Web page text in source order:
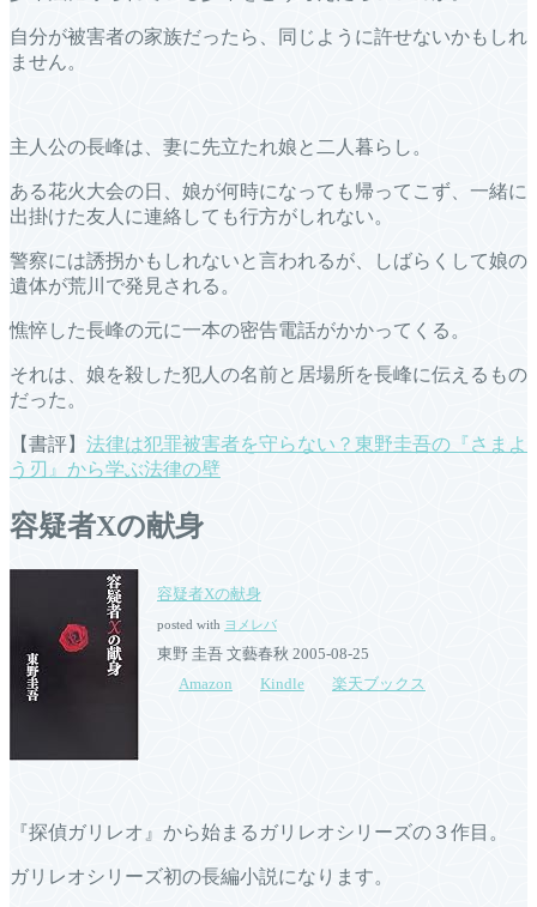
自分が被害者の家族だったら、同じように許せないかもしれ
ません。
主人公の長峰は、妻に先立たれ娘と二人暮らし。
ある花火大会の日、娘が何時になっても帰ってこず、一緒に
出掛けた友人に連絡しても行方がしれない。
警察には誘拐かもしれないと言われるが、しばらくして娘の
遺体が荒川で発見される。
憔悴した長峰の元に一本の密告電話がかかってくる。
それは、娘を殺した犯人の名前と居場所を長峰に伝えるもの
だった。
【書評】 法律は犯罪被害者を守らない？東野圭吾の『さまよ
う刃』から学ぶ法律の壁
容疑者Xの献身
容疑者Xの献身
posted with ヨメレバ
東野 圭吾 文藝春秋 2005-08-25
Amazon
Kindle 楽天ブックス
『探偵ガリレオ』から始まるガリレオシリーズの３作目。
ガリレオシリーズ初の長編小説になります。